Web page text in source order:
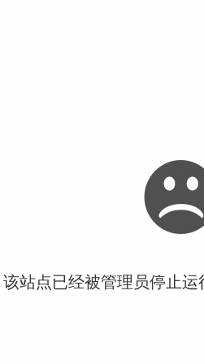
站点已经被管理员停止